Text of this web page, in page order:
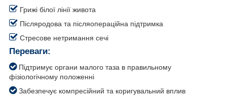
Грижі білої лінії живота
Післяродова та післяопераційна підтримка
Стресове нетримання сечі
Переваги:
Підтримує органи малого таза в правильному
фізіологічному положенні
Забезпечує компресійний та коригувальний вплив